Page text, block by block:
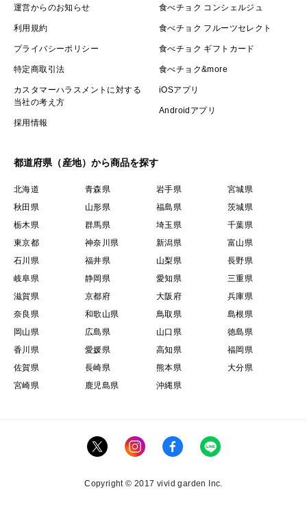
運営からのお知らせ
利用規約
プライバシーポリシー
特定商取引法
カスタマーハラスメントに対する
当社の考え方
採用情報
食べチョク コンシェルジュ
食べチョク フルーツセレクト
食べチョク ギフトカード
食べチョク&more
iOSアプリ
Androidアプリ
都道府県（産地）から商品を探す
北海道 青森県 岩手県
宮城県
秋田県
山形県 福島県
茨城県
栃木県
群馬県 埼玉県
千葉県
東京都
神奈川県 新潟県
富山県
石川県
福井県 山梨県
長野県
岐阜県
静岡県 愛知県
三重県
滋賀県
京都府 大阪府
兵庫県
奈良県
和歌山県 鳥取県
島根県
岡山県
広島県 山口県
徳島県
香川県
愛媛県 高知県
福岡県
佐賀県
長崎県 熊本県
大分県
宮崎県
鹿児島県 沖縄県
Copyright © 2017 vivid garden Inc.